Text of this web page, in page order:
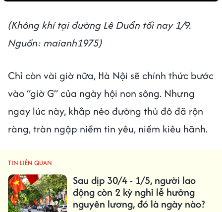
(Không khí tại đường Lê Duẩn tối nay 1/9.
Nguồn: maianh1975)
Chỉ còn vài giờ nữa, Hà Nội sẽ chính thức bước
vào “giờ G” của ngày hội non sông. Nhưng
ngay lúc này, khắp nẻo đường thủ đô đã rộn
ràng, tràn ngập niềm tin yêu, niềm kiêu hãnh.
TIN LIÊN QUAN
Sau dịp 30/4 - 1/5, người lao
động còn 2 kỳ nghỉ lễ hưởng
nguyên lương, đó là ngày nào?